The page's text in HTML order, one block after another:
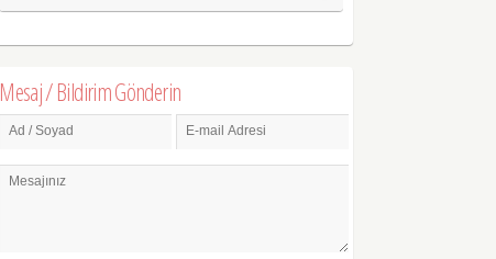
Mesaj / Bildirim Gönderin
Ad / Soyad E-mail Adresi
Mesajınız